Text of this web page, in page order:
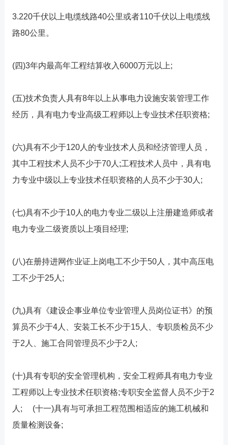
3.220千伏以上电缆线路40公里或者110千伏以上电缆线
路80公里。
(四)3年内最高年工程结算收入6000万元以上;
(五)技术负责人具有8年以上从事电力设施安装管理工作
经历，具有电力专业高级工程师以上专业技术任职资格;
(六)具有不少于120人的专业技术人员和经济管理人员，
其中工程技术人员不少于70人;工程技术人员中，具有电
力专业中级以上专业技术任职资格的人员不少于30人;
(七)具有不少于10人的电力专业二级以上注册建造师或者
电力专业二级资质以上项目经理;
(八)在册持进网作业证上岗电工不少于50人，其中高压电
工不少于25人;
(九)具有《建设企事业单位专业管理人员岗位证书》的预
算员不少于4人、安装工长不少于15人、专职质检员不少
于2人、施工合同管理员不少于2人;
(十)具有专职的安全管理机构，安全工程师具有电力专业
工程师以上专业技术任职资格;专职安全监督人员不少于2
人; (十一)具有与可承担工程范围相适应的施工机械和
质量检测设备;